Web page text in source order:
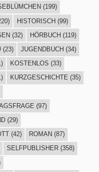
(199)
HISTORISCH(99)
(32) HÖRBUCH (119)
(23) JUGENDBUCH (34)
KOSTENLOS (33)
KURZGESCHICHTE (35)
(97)
(29)
(42) ROMAN (87)
SELFPUBLISHER(358)